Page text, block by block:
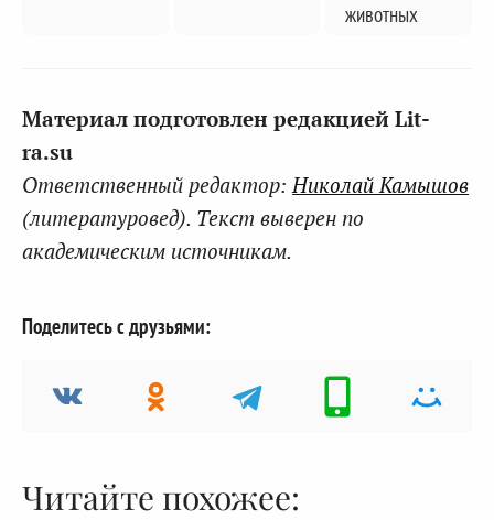
животных
Материал подготовлен редакцией Lit-
ra.su
Ответственный редактор:Николай Камышов
(литературовед). Текст выверен по
академическим источникам.
Поделитесь с друзьями:
Читайте похожее: